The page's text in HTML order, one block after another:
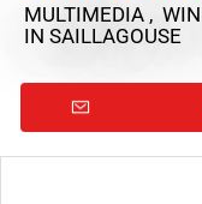
MULTIMEDIA ,
IN SAILLAGOUSE